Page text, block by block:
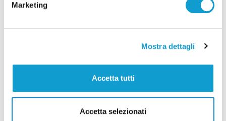
Marketing
Mostra dettagli
Accetta tutti
Accetta selezionati